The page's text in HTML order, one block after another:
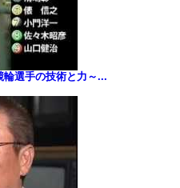
選手の技術と力～...